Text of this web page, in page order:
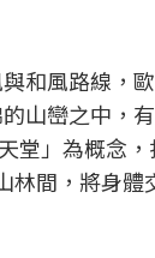
和風路線，
山巒之中，
堂」為概念
林間，將身體